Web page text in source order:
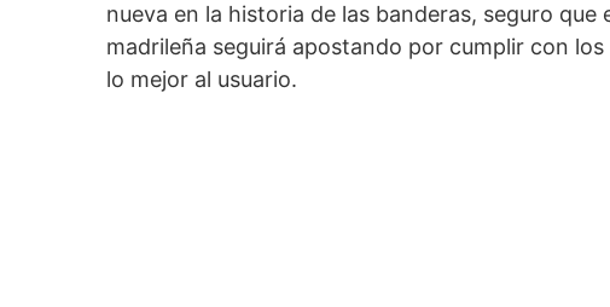
nueva en la historia de las banderas, seguro
madrileña seguirá apostando por cumplir con
lo mejor al usuario.